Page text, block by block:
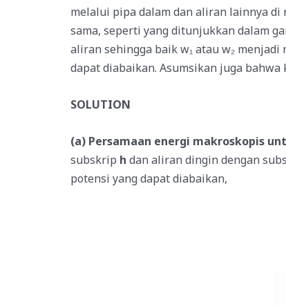
melalui pipa dalam dan aliran lainnya
sama, seperti yang ditunjukkan dalam
aliran sehingga baik w₁ atau w₂
dapat diabaikan. Asumsikan juga
SOLUTION
(a) Persamaan energi makroskopis
subskrip h dan aliran dingin dengan
potensi yang dapat diabaikan,